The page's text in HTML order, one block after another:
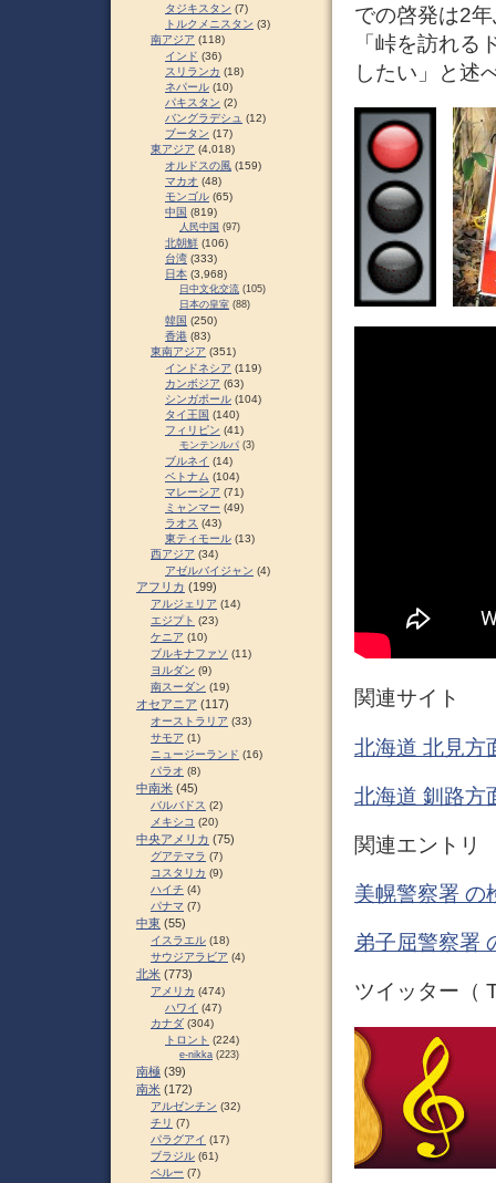
での啓発は2
「峠を訪れ
したい」と述
関連サイト
北海道 北見方
北海道 釧路方
関連エントリ
美幌警察署 の
弟子屈警察署
ツイッター（
タジキスタン (7)
トルクメニスタン (3)
南アジア (118)
インド (36)
スリランカ (18)
ネパール (10)
パキスタン (2)
バングラデシュ (12)
ブータン (17)
東アジア (4,018)
オルドスの風 (159)
マカオ (48)
モンゴル (65)
中国 (819)
人民中国 (97)
北朝鮮 (106)
台湾 (333)
日本 (3,968)
日中文化交流 (105)
日本の皇室 (88)
韓国 (250)
香港 (83)
東南アジア (351)
インドネシア (119)
カンボジア (63)
シンガポール (104)
タイ王国 (140)
フィリピン (41)
モンテンルパ (3)
ブルネイ (14)
ベトナム (104)
マレーシア (71)
ミャンマー (49)
ラオス (43)
東ティモール (13)
西アジア (34)
アゼルバイジャン (4)
アフリカ (199)
アルジェリア (14)
エジプト (23)
ケニア (10)
ブルキナファソ (11)
ヨルダン (9)
南スーダン (19)
オセアニア (117)
オーストラリア (33)
サモア (1)
ニュージーランド (16)
パラオ (8)
中南米 (45)
バルバドス (2)
メキシコ (20)
中央アメリカ (75)
グアテマラ (7)
コスタリカ (9)
ハイチ (4)
パナマ (7)
中東 (55)
イスラエル (18)
サウジアラビア (4)
北米 (773)
アメリカ (474)
ハワイ (47)
カナダ (304)
トロント (224)
e-nikka (223)
南極 (39)
南米 (172)
アルゼンチン (32)
チリ (7)
パラグアイ (17)
ブラジル (61)
ペルー (7)